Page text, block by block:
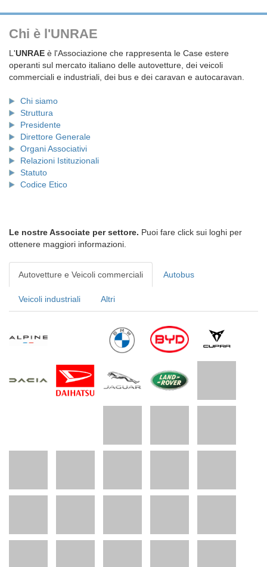
Chi è l'UNRAE
L'UNRAE è l'Associazione che rappresenta le Case estere
operanti sul mercato italiano delle autovetture, dei veicoli
commerciali e industriali, dei bus e dei caravan e autocaravan.
Chi siamo
Struttura
Presidente
Direttore Generale
Organi Associativi
Relazioni Istituzionali
Statuto
Codice Etico
Le nostre Associate per settore. Puoi fare click sui loghi per
ottenere maggiori informazioni.
Autovetture e Veicoli commerciali Autobus
Veicoli industriali Altri